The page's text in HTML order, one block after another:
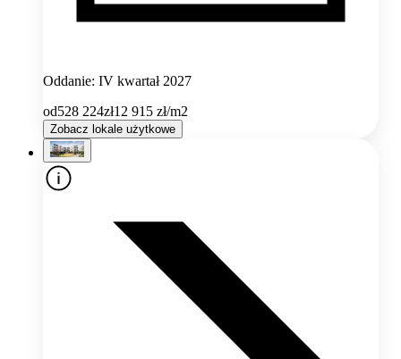
Oddanie: IV kwartał 2027
od528 224zł12 915 zł/m2
Zobacz lokale użytkowe